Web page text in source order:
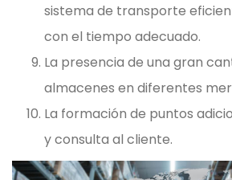
sistema de transporte
con el tiempo adecuado.
La presencia de una gran
almacenes en diferentes
La formación de puntos
y consulta al cliente.